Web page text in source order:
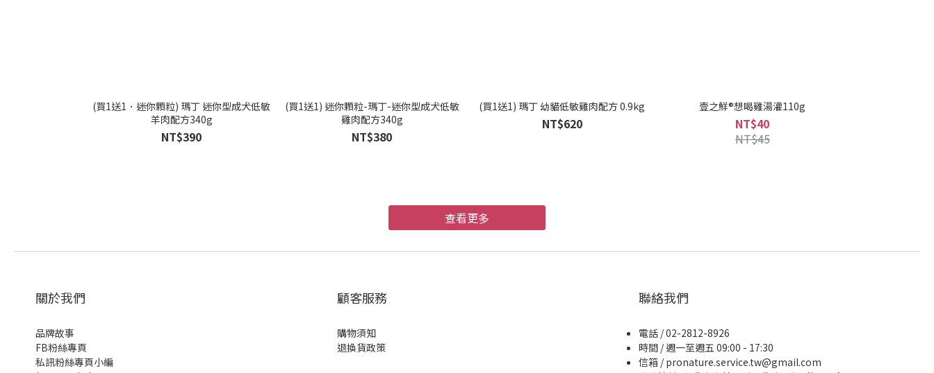
(買1送1．迷你顆粒) 瑪丁 迷你型成犬低敏
羊肉配方340g
NT$390
(買1送1) 迷你顆粒-瑪丁-迷你型成犬低敏
雞肉配方340g
NT$380
(買1送1) 瑪丁 幼貓低敏雞肉配方 0.9kg
NT$620
壹之鮮®想喝雞湯灌110g
NT$40
NT$45
查看更多
關於我們
品牌故事
FB粉絲專頁
私訊粉絲專頁小編
顧客服務
購物須知
退換貨政策
聯絡我們
電話 / 02-2812-8926
時間 / 週一至週五 09:00 - 17:30
信箱 / pronature.service.tw@gmail.com